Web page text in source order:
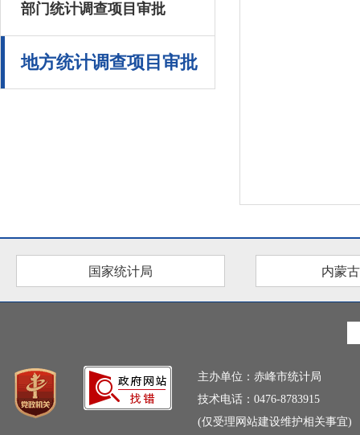
部门统计调查项目审批
地方统计调查项目审批
国家统计局 内蒙
主办单位：赤峰市统计局
技术电话：0476-8783915
(仅受理网站建设维护相关事宜)